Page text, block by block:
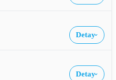
Detay›
Detay›